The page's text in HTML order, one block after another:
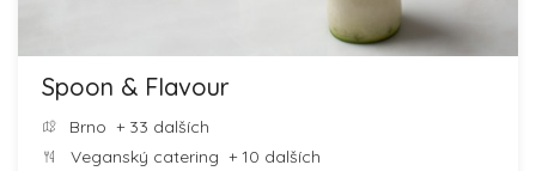
Spoon & Flavour
Brno + 33 dalších
Veganský catering + 10 dalších